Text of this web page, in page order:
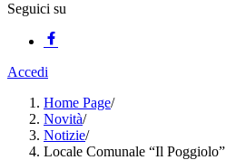
Seguici su
Accedi
Home Page/
Novità/
Notizie/
Locale Comunale “Il Poggiolo”